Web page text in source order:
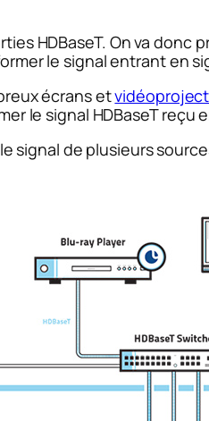
HDBaseT. On va donc
le signal entrant en
écrans et
le signal HDBaseT reçu
signal de plusieurs